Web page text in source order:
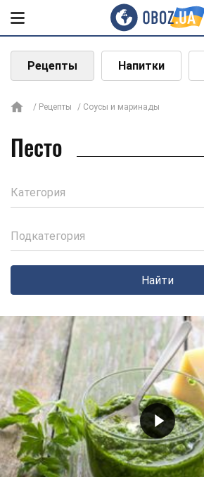
Рецепты Напитки
Рецепты Соусы и маринады
Песто
Категория
Подкатегория
Найти